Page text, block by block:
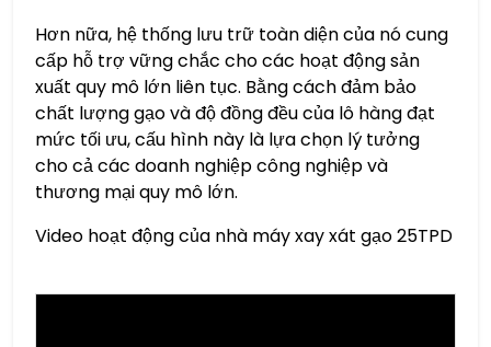
Hơn nữa, hệ thống lưu trữ toàn diện của nó cung
cấp hỗ trợ vững chắc cho các hoạt động sản
xuất quy mô lớn liên tục. Bằng cách đảm bảo
chất lượng gạo và độ đồng đều của lô hàng đạt
mức tối ưu, cấu hình này là lựa chọn lý tưởng
cho cả các doanh nghiệp công nghiệp và
thương mại quy mô lớn.
Video hoạt động của nhà máy xay xát gạo 25TPD